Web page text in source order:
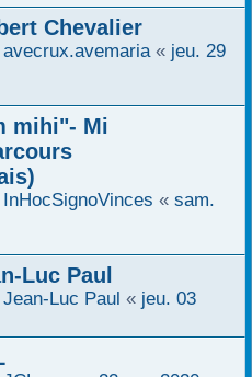
Chevalier
avecrux.avemaria « jeu. 29
mihi"- Mi
InHocSignoVinces « sam.
Luc Paul
Jean-Luc Paul « jeu. 03